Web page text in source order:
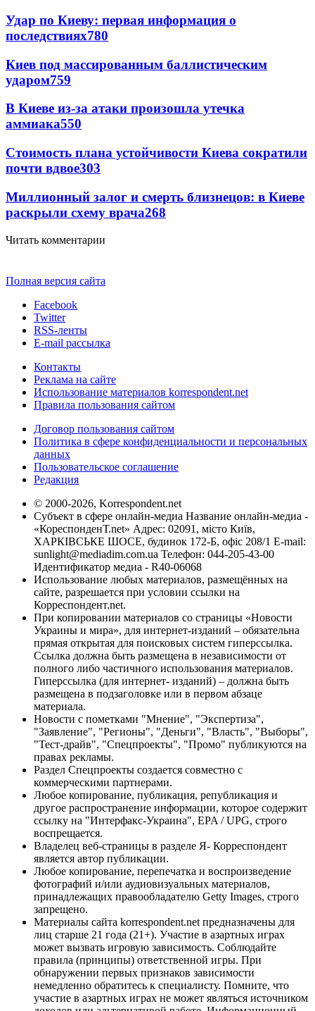
Удар по Киеву: первая информация о
последствиях780
Киев под массированным баллистическим
ударом759
В Киеве из-за атаки произошла утечка
аммиака550
Стоимость плана устойчивости Киева сократили
почти вдвое303
Миллионный залог и смерть близнецов: в Киеве
раскрыли схему врача268
Читать комментарии
Полная версия сайта
Facebook
Twitter
RSS-ленты
E-mail рассылка
Контакты
Реклама на сайте
Использование материалов korrespondent.net
Правила пользования сайтом
Договор пользования сайтом
Политика в сфере конфиденциальности и персональных
данных
Пользовательское соглашение
Редакция
© 2000-2026, Korrespondent.net
Субъект в сфере онлайн-медиа Название онлайн-медиа -
«КореспонденТ.net» Адрес: 02091, місто Київ,
ХАРКІВСЬКЕ ШОСЕ, будинок 172-Б, офіс 208/1 E-mail:
sunlight@mediadim.com.ua Телефон: 044-205-43-00
Идентификатор медиа - R40-06068
Использование любых материалов, размещённых на
сайте, разрешается при условии ссылки на
Корреспондент.net.
При копировании материалов со страницы «Новости
Украины и мира», для интернет-изданий – обязательна
прямая открытая для поисковых систем гиперссылка.
Ссылка должна быть размещена в независимости от
полного либо частичного использования материалов.
Гиперссылка (для интернет- изданий) – должна быть
размещена в подзаголовке или в первом абзаце
материала.
Новости с пометками "Мнение", "Экспертиза",
"Заявление", "Регионы", "Деньги", "Власть", "Выборы",
"Тест-драйв", "Спецпроекты", "Промо" публикуются на
правах рекламы.
Раздел Спецпроекты создается совместно с
коммерческими партнерами.
Любое копирование, публикация, републикация и
другое распространение информации, которое содержит
ссылку на "Интерфакс-Украина", EPA / UPG, строго
воспрещается.
Владелец веб-страницы в разделе Я- Корреспондент
является автор публикации.
Любое копирование, перепечатка и воспроизведение
фотографий и/или аудиовизуальных материалов,
принадлежащих правообладателю Getty Images, строго
запрещено.
Материалы сайта korrespondent.net предназначены для
лиц старше 21 года (21+). Участие в азартных играх
может вызвать игровую зависимость. Соблюдайте
правила (принципы) ответственной игры. При
обнаружении первых признаков зависимости
немедленно обратитесь к специалисту. Помните, что
участие в азартных играх не может являться источником